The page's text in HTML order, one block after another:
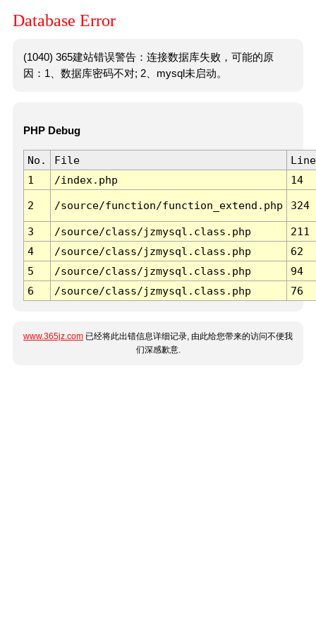
Database Error
(1040) 365建站错误警告：连接数据库失败，可能的原
因：1、数据库密码不对; 2、mysql未启动。
PHP Debug
No. File
Line
1
/index.php 14
2 /source/function/function_extend.php 324
3 /source/class/jzmysql.class.php
211
4
/source/class/jzmysql.class.php
62
5
/source/class/jzmysql.class.php
94
6
/source/class/jzmysql.class.php 76
www.365jz.com 已经将此出错信息详细记录, 由此给您带来的访问不便我
们深感歉意.